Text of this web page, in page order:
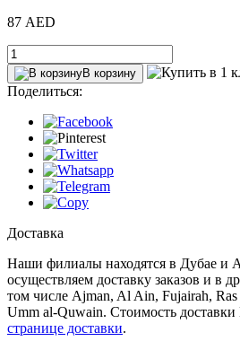
87 AED
В корзину
Поделиться:
Доставка
Наши филиалы находятся в Дубае и
осуществляем доставку заказов и в
том числе Ajman, Al Ain‎, Fujairah,
Umm al-Quwain. Стоимость
странице доставки.